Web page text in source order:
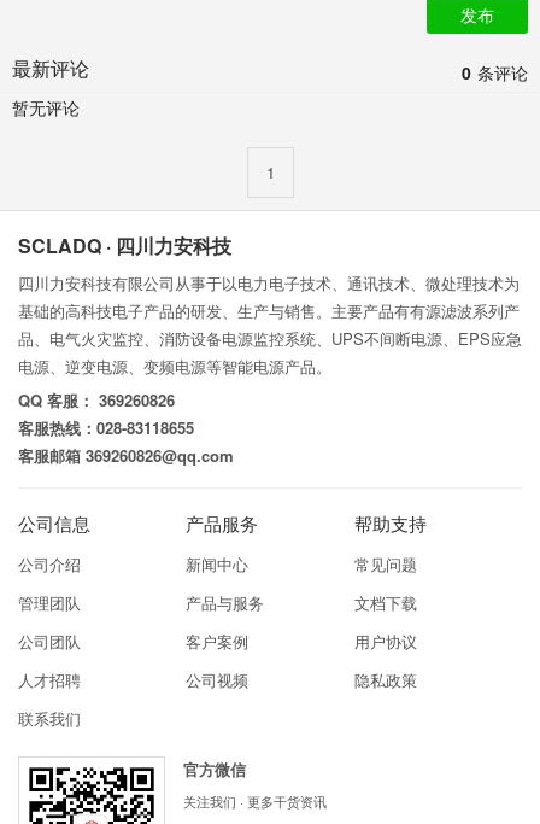
发布
0 条评论
最新评论
暂无评论
1
SCLADQ · 四川力安科技
四川力安科技有限公司从事于以电力电子技术、通讯技术、微处理技术为
基础的高科技电子产品的研发、生产与销售。主要产品有有源滤波系列产
品、电气火灾监控、消防设备电源监控系统、UPS不间断电源、EPS应急
电源、逆变电源、变频电源等智能电源产品。
QQ 客服： 369260826
客服热线：028-83118655
客服邮箱 369260826@qq.com
公司信息
公司介绍
管理团队
公司团队
人才招聘
联系我们
产品服务
新闻中心
产品与服务
客户案例
公司视频
帮助支持
常见问题
文档下载
用户协议
隐私政策
官方微信
关注我们 · 更多干货资讯